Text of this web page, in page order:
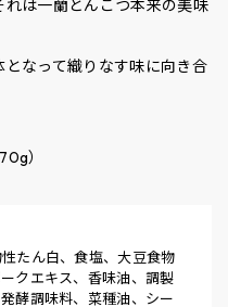
は一蘭とんこつ本来の美味
なって織りなす味に向き合
）
たん白、食塩、大豆食物
クエキス、香味油、調製
酵調味料、菜種油、シー